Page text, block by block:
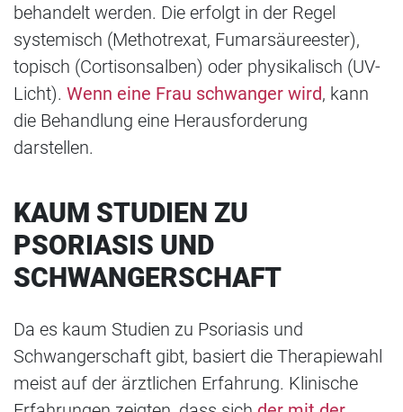
behandelt werden. Die erfolgt in der Regel
systemisch (Methotrexat, Fumarsäureester),
topisch (Cortisonsalben) oder physikalisch (UV-
Licht). Wenn eine Frau schwanger wird, kann
die Behandlung eine Herausforderung
darstellen.
KAUM STUDIEN ZU
PSORIASIS UND
SCHWANGERSCHAFT
Da es kaum Studien zu Psoriasis und
Schwangerschaft gibt, basiert die Therapiewahl
meist auf der ärztlichen Erfahrung. Klinische